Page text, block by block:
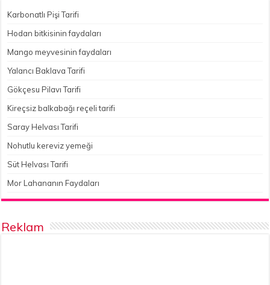
Karbonatlı Pişi Tarifi
Hodan bitkisinin faydaları
Mango meyvesinin faydaları
Yalancı Baklava Tarifi
Gökçesu Pilavı Tarifi
Kireçsiz balkabağı reçeli tarifi
Saray Helvası Tarifi
Nohutlu kereviz yemeği
Süt Helvası Tarifi
Mor Lahananın Faydaları
Reklam